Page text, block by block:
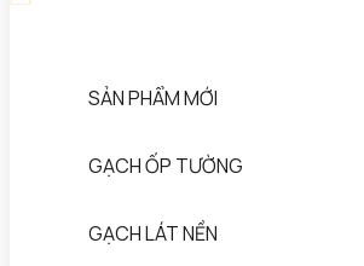
SẢN PHẨM MỚI
GẠCH ỐP TƯỜNG
GẠCH LÁT NỀN